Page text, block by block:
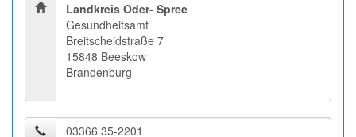
Landkreis Oder- Spree
Gesundheitsamt
Breitscheidstraße 7
15848 Beeskow
Brandenburg